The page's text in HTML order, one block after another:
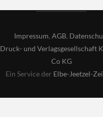
Impressum, AGB,
Druck- und Verlagsgesellschaft
Co KG
Ein Service der Elbe-Jeetzel-